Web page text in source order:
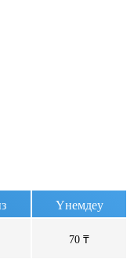
Үнемдеу
70 ₸